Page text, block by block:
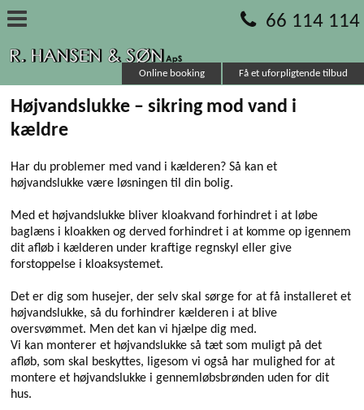
66 114 114
Online booking Få et uforpligtende tilbud
Højvandslukke – sikring mod vand i
kældre
Har du problemer med vand i kælderen? Så kan et
højvandslukke være løsningen til din bolig.
Med et højvandslukke bliver kloakvand forhindret i at løbe
baglæns i kloakken og derved forhindret i at komme op igennem
dit afløb i kælderen under kraftige regnskyl eller give
forstoppelse i kloaksystemet.
Det er dig som husejer, der selv skal sørge for at få installeret et
højvandslukke, så du forhindrer kælderen i at blive
oversvømmet. Men det kan vi hjælpe dig med.
Vi kan monterer et højvandslukke så tæt som muligt på det
afløb, som skal beskyttes, ligesom vi også har mulighed for at
montere et højvandslukke i gennemløbsbrønden uden for dit
hus.